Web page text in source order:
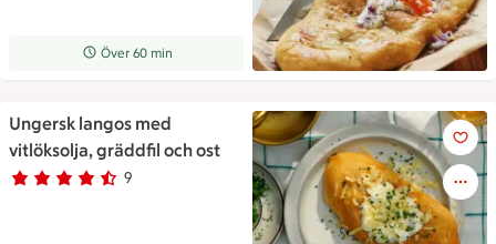
Receptet tar Över 60 min att tillaga
Över 60 min
Ungersk langos med
vitlöksolja, gräddfil och ost
Betyg 4.7 av 5. 9
9 personer har röstat
Ungersk langos med